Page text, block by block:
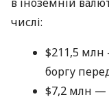
числі:
$211,5 млн
боргу
$7,2 млн —